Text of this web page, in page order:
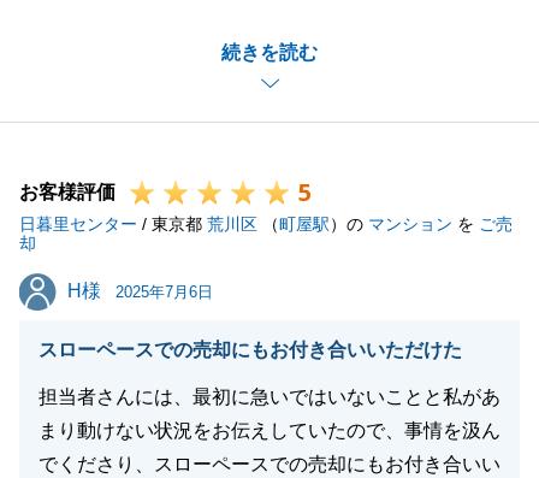
続きを読む
すが快くご対応いただきましてありがとうございまし
また、いくつかのご所有不動産のご相談もいただき大
今後もなにかあればいつでもお気軽にお声がけくださ
いませ。
閉じる
お客様評価 5
日暮里センター / 東京都 荒川区 （町屋駅）の マンション を ご売
却
H様
H様 2025年7月6日
スローペースでの売却にもお付き合いいただけた
担当者さんには、最初に急いではいないことと私があ
まり動けない状況をお伝えしていたので、事情を汲ん
でくださり、スローペースでの売却にもお付き合いい